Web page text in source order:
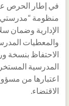
في إطار الحرص
منظومة “مدرستي”
الإدارية وضمان
والمعطيات
الاحتفاظ بنسخة
المدرسية
اعتبارها من
الاقتضاء.